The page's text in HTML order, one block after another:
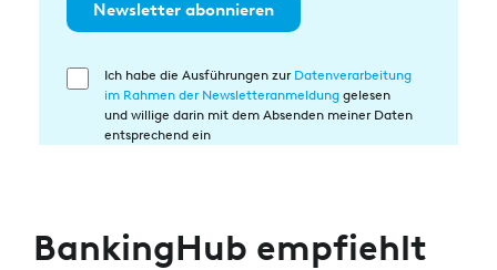
Newsletter abonnieren
Einwilligung
Ich habe die Ausführungen zur Datenverarbeitung
im Rahmen der Newsletteranmeldung gelesen
und willige darin mit dem Absenden meiner Daten
entsprechend ein
BankingHub empfiehlt